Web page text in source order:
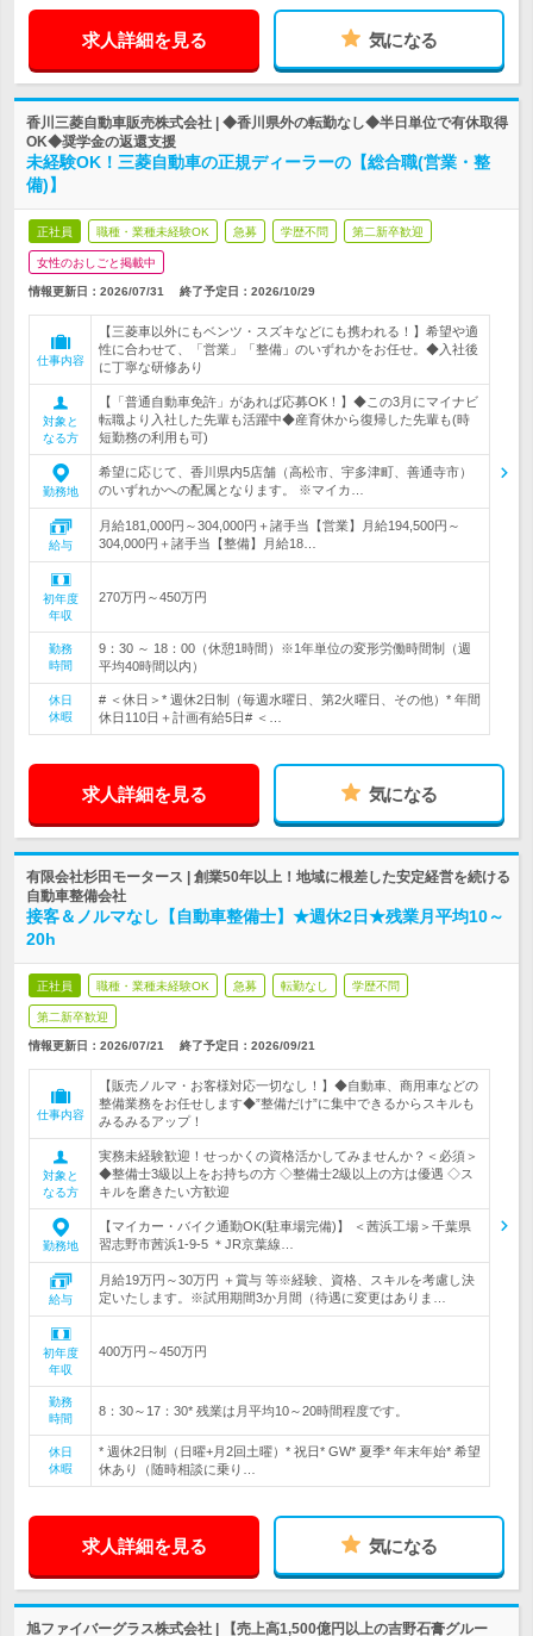
求人詳細を見る 気になる
香川三菱自動車販売株式会社 | ◆香川県外の転勤なし◆半日単位で有休取得
OK◆奨学金の返還支援
未経験OK！三菱自動車の正規ディーラーの【総合職(営業・整
備)】
正社員 職種・業種未経験OK 急募 学歴不問 第二新卒歓迎
女性のおしごと掲載中
情報更新日：2026/07/31 終了予定日： 2026/10/29
仕事内容
【三菱車以外にもベンツ・スズキなどにも携われる！】希望や適
性に合わせて、「営業」「整備」のいずれかをお任せ。◆入社後
に丁寧な研修あり
対象と
なる方
【「普通自動車免許」があれば応募OK！】◆この3月にマイナビ
転職より入社した先輩も活躍中◆産育休から復帰した先輩も(時
短勤務の利用も可)
勤務地
希望に応じて、香川県内5店舗（高松市、宇多津町、善通寺市）
のいずれかへの配属となります。 ※マイカ…
給与
月給181,000円～304,000円＋諸手当【営業】月給194,500円～
304,000円＋諸手当【整備】月給18…
初年度
年収
270万円～450万円
勤務
時間
9：30 ～ 18：00（休憩1時間）※1年単位の変形労働時間制（週
平均40時間以内）
休日
休暇
# ＜休日＞* 週休2日制（毎週水曜日、第2火曜日、その他）* 年間
休日110日＋計画有給5日# ＜…
求人詳細を見る 気になる
有限会社杉田モータース | 創業50年以上！地域に根差した安定経営を続ける
自動車整備会社
接客＆ノルマなし【自動車整備士】★週休2日★残業月平均10～
20h
正社員 職種・業種未経験OK 急募 転勤なし 学歴不問
第二新卒歓迎
情報更新日：2026/07/21 終了予定日： 2026/09/21
仕事内容
【販売ノルマ・お客様対応一切なし！】◆自動車、商用車などの
整備業務をお任せします◆”整備だけ”に集中できるからスキルも
みるみるアップ！
対象と
なる方
実務未経験歓迎！せっかくの資格活かしてみませんか？＜必須＞
◆整備士3級以上をお持ちの方 ◇整備士2級以上の方は優遇 ◇ス
キルを磨きたい方歓迎
勤務地
【マイカー・バイク通勤OK(駐車場完備)】 ＜茜浜工場＞千葉県
習志野市茜浜1-9-5 ＊JR京葉線…
給与
月給19万円～30万円 ＋賞与 等※経験、資格、スキルを考慮し決
定いたします。※試用期間3か月間（待遇に変更はありま…
初年度
年収
400万円～450万円
勤務
時間
8：30～17：30* 残業は月平均10～20時間程度です。
休日
休暇
* 週休2日制（日曜+月2回土曜）* 祝日* GW* 夏季* 年末年始* 希望
休あり（随時相談に乗り…
求人詳細を見る 気になる
旭ファイバーグラス株式会社 | 【売上高1,500億円以上の吉野石膏グルー